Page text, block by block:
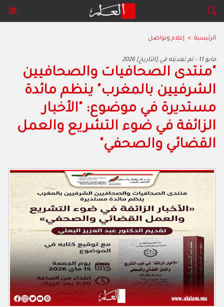
الرئيسية > إعلام وتواصل
2026 مايو 11 - تم تعديله في [التاريخ]
"منتدى الصحافيات والصحافيين
الشرفيين بالمغرب" ينظم مائدة
مستديرة في موضوع: "الأخبار
الزائفة في ضوء التشريع والعمل
القضائي والصحفي"